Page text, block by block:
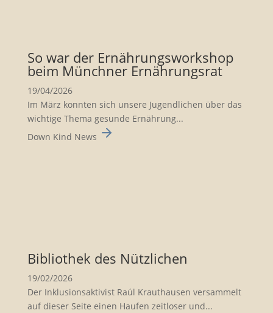
So war der Ernäh­rungs­work­shop
beim Münchner Ernäh­rungsrat
19/04/2026
Im März konnten sich unsere Jugend­li­chen über das
wichtige Thema gesunde Ernäh­rung...
Down Kind News
Biblio­thek des Nützli­chen
19/02/2026
Der Inklusionsaktivist Raúl Krauthausen versammelt
auf dieser Seite einen Haufen zeitloser und...